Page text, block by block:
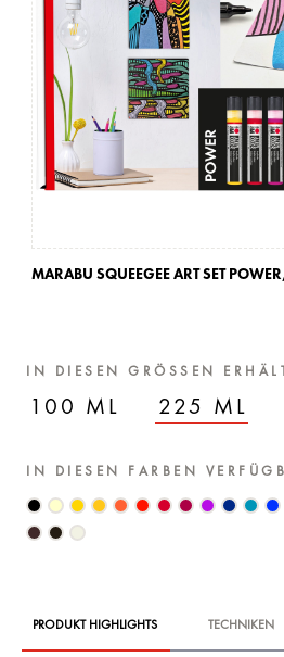
MARABU SQUEEGEE ART SET
IN DIESEN GRÖSSEN
100 ML 225 ML
IN DIESEN FARBEN
PRODUKT HIGHLIGHTS TECHNIKEN